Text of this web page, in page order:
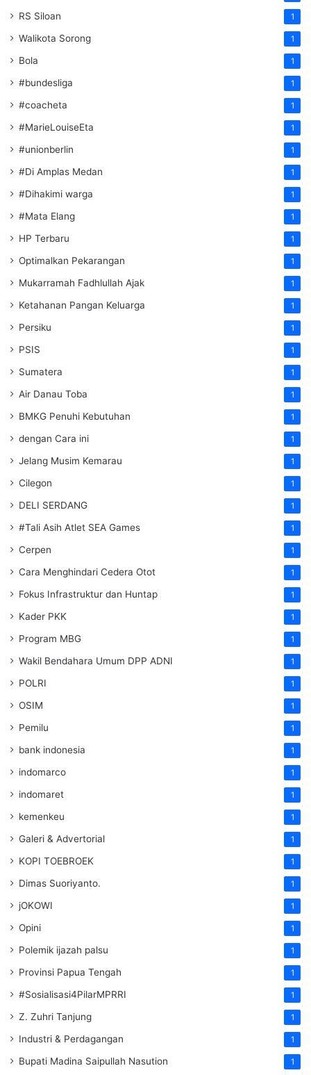
RS Siloan 1
Walikota Sorong 1
Bola 1
#bundesliga 1
#coacheta 1
#MarieLouiseEta 1
#unionberlin 1
#Di Amplas Medan 1
#Dihakimi warga 1
#Mata Elang 1
HP Terbaru 1
Optimalkan Pekarangan 1
Mukarramah Fadhlullah Ajak 1
Ketahanan Pangan Keluarga 1
Persiku 1
PSIS 1
Sumatera 1
Air Danau Toba 1
BMKG Penuhi Kebutuhan 1
dengan Cara ini 1
Jelang Musim Kemarau 1
Cilegon 1
DELI SERDANG 1
#Tali Asih Atlet SEA Games 1
Cerpen 1
Cara Menghindari Cedera Otot 1
Fokus Infrastruktur dan Huntap 1
Kader PKK 1
Program MBG 1
Wakil Bendahara Umum DPP ADNI 1
POLRI 1
OSIM 1
Pemilu 1
bank indonesia 1
indomarco 1
indomaret 1
kemenkeu 1
Galeri & Advertorial 1
KOPI TOEBROEK 1
Dimas Suoriyanto. 1
jOKOWI 1
Opini 1
Polemik ijazah palsu 1
Provinsi Papua Tengah 1
#Sosialisasi4PilarMPRRI 1
Z. Zuhri Tanjung 1
Industri & Perdagangan 1
Bupati Madina Saipullah Nasution 1